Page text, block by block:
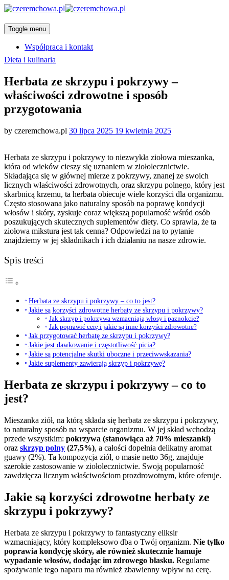
Toggle menu
Współpraca i kontakt
Categories
Dieta i kulinaria
Herbata ze skrzypu i pokrzywy –
właściwości zdrowotne i sposób
przygotowania
by czeremchowa.pl Posted
30 lipca 2025 19 kwietnia 2025
Herbata ze skrzypu i pokrzywy to niezwykła ziołowa mieszanka,
która od wieków cieszy się uznaniem w ziołolecznictwie.
Składająca się w głównej mierze z pokrzywy, znanej ze swoich
licznych właściwości zdrowotnych, oraz skrzypu polnego, który jest
skarbnicą krzemu, ta herbata obiecuje wiele korzyści dla organizmu.
Często stosowana jako naturalny sposób na poprawę kondycji
włosów i skóry, zyskuje coraz większą popularność wśród osób
poszukujących skutecznych suplementów diety. Co sprawia, że ta
ziołowa mikstura jest tak cenna? Odpowiedzi na to pytanie
znajdziemy w jej składnikach i ich działaniu na nasze zdrowie.
Spis treści
Herbata ze skrzypu i pokrzywy – co to jest?
Jakie są korzyści zdrowotne herbaty ze skrzypu i pokrzywy?
Jak skrzyp i pokrzywa wzmacniają włosy i paznokcie?
Jak poprawić cerę i jakie są inne korzyści zdrowotne?
Jak przygotować herbatę ze skrzypu i pokrzywy?
Jakie jest dawkowanie i częstotliwość picia?
Jakie są potencjalne skutki uboczne i przeciwwskazania?
Jakie suplementy zawierają skrzyp i pokrzywę?
Herbata ze skrzypu i pokrzywy – co to
jest?
Mieszanka ziół, na którą składa się herbata ze skrzypu i pokrzywy,
to naturalny sposób na wsparcie organizmu. W jej skład wchodzą
przede wszystkim: pokrzywa (stanowiąca aż 70% mieszanki)
oraz skrzyp polny (27,5%), a całości dopełnia delikatny aromat
guawy (2%). Ta kompozycja ziół, o masie netto 36g, znajduje
szerokie zastosowanie w ziołolecznictwie. Swoją popularność
zawdzięcza licznym właściwościom prozdrowotnym, które oferuje.
Jakie są korzyści zdrowotne herbaty ze
skrzypu i pokrzywy?
Herbata ze skrzypu i pokrzywy to fantastyczny eliksir
wzmacniający, który kompleksowo dba o Twój organizm. Nie tylko
poprawia kondycję skóry, ale również skutecznie hamuje
wypadanie włosów, dodając im zdrowego blasku. Regularne
spożywanie tego naparu ma również zbawienny wpływ na cerę.